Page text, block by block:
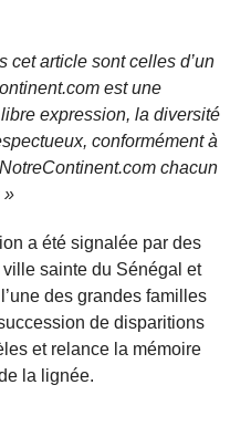
cet article sont celles d’un
est une
expression, la diversité
conformément à
chacun
»
a été signalée par des
sainte du Sénégal et
des grandes familles
de disparitions
et relance la mémoire
la lignée.